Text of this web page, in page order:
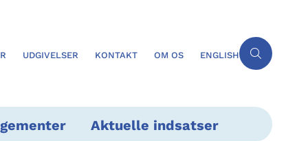
UDGIVELSER KONTAKT OM OS ENGLISH
Aktuelle indsatser